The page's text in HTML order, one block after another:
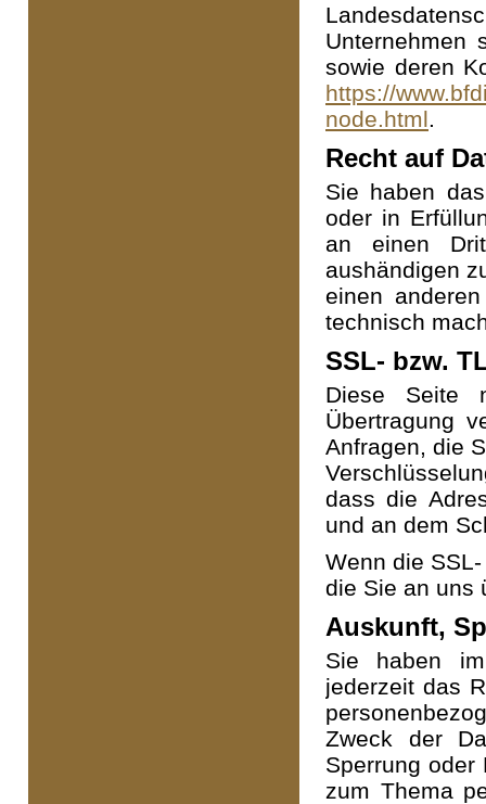
Unternehmen
sowie deren
https://
node.html.
Recht auf
Sie haben
oder in
an einen
aushändigen
einen
technisch
SSL- bzw.
Diese Seite
Übertragung
Anfragen, die
dass die
und an dem
Wenn die
die Sie an uns
Auskunft,
Sie haben
jederzeit das
Zweck der
Sperrung oder
zum Thema